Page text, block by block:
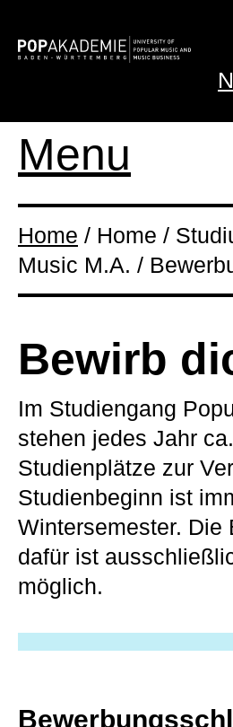
Menu
Home / Home /
Music M.A. /
Bewirb
Im Studiengang
stehen jedes Jahr
Studienplätze zur
Studienbeginn ist
Wintersemester. Die
dafür ist
möglich.